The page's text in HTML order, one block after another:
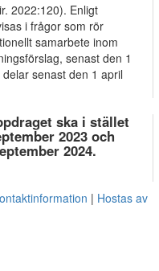
2022:120). Enligt
i frågor som rör
samarbete inom
senast den 1
senast den 1 april
ska i stället
2023 och
2024.
Hostas av